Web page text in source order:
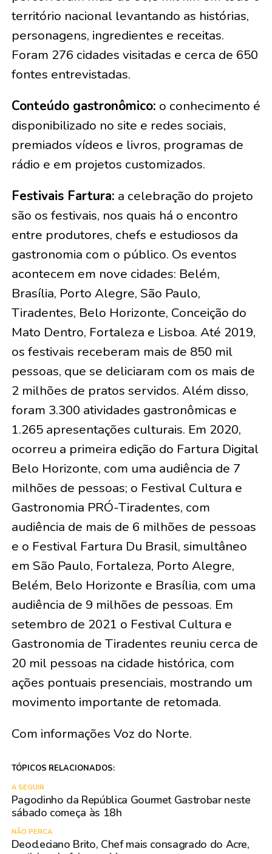
território nacional levantando as histórias,
personagens, ingredientes e receitas.
Foram 276 cidades visitadas e cerca de 650
fontes entrevistadas.
Conteúdo gastronômico: o conhecimento é
disponibilizado no site e redes sociais,
premiados vídeos e livros, programas de
rádio e em projetos customizados.
Festivais Fartura: a celebração do projeto
são os festivais, nos quais há o encontro
entre produtores, chefs e estudiosos da
gastronomia com o público. Os eventos
acontecem em nove cidades: Belém,
Brasília, Porto Alegre, São Paulo,
Tiradentes, Belo Horizonte, Conceição do
Mato Dentro, Fortaleza e Lisboa. Até 2019,
os festivais receberam mais de 850 mil
pessoas, que se deliciaram com os mais de
2 milhões de pratos servidos. Além disso,
foram 3.300 atividades gastronômicas e
1.265 apresentações culturais. Em 2020,
ocorreu a primeira edição do Fartura Digital
Belo Horizonte, com uma audiência de 7
milhões de pessoas; o Festival Cultura e
Gastronomia PRÓ-Tiradentes, com
audiência de mais de 6 milhões de pessoas
e o Festival Fartura Du Brasil, simultâneo
em São Paulo, Fortaleza, Porto Alegre,
Belém, Belo Horizonte e Brasília, com uma
audiência de 9 milhões de pessoas. Em
setembro de 2021 o Festival Cultura e
Gastronomia de Tiradentes reuniu cerca de
20 mil pessoas na cidade histórica, com
ações pontuais presenciais, mostrando um
movimento importante de retomada.
Com informações Voz do Norte.
TÓPICOS RELACIONADOS:
A SEGUIR
Pagodinho da República Gourmet Gastrobar neste
sábado começa às 18h
NÃO PERCA
Deocleciano Brito, Chef mais consagrado do Acre,